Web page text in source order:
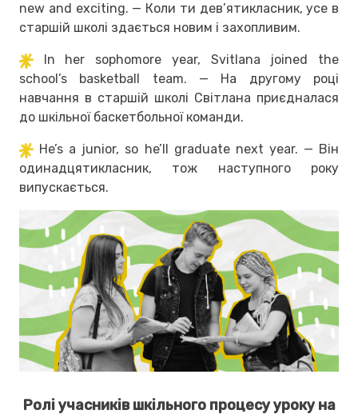
new and exciting. — Коли ти дев’ятикласник, усе в
старшій школі здається новим і захопливим.
In her sophomore year, Svitlana joined the
school’s basketball team. — На другому році
навчання в старшій школі Світлана приєдналася
до шкільної баскетбольної команди.
He’s a junior, so he’ll graduate next year. — Він
одинадцятикласник, тож наступного року
випускається.
Ролі учасників шкільного процесу уроку на